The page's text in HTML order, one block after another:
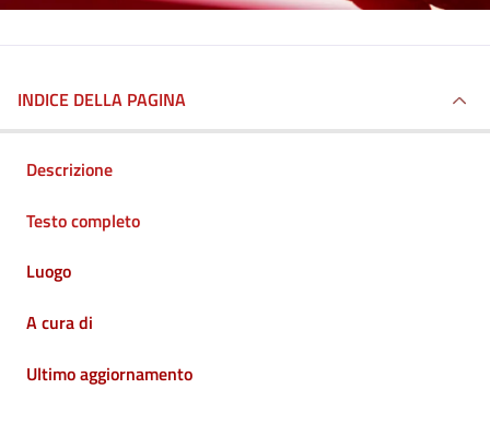
INDICE DELLA PAGINA
Descrizione
Testo completo
Luogo
A cura di
Ultimo aggiornamento